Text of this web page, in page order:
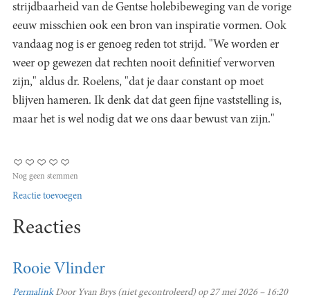
strijdbaarheid van de Gentse holebibeweging van de vorige
eeuw misschien ook een bron van inspiratie vormen. Ook
vandaag nog is er genoeg reden tot strijd. "We worden er
weer op gewezen dat rechten nooit definitief verworven
zijn," aldus dr. Roelens, "dat je daar constant op moet
blijven hameren. Ik denk dat dat geen fijne vaststelling is,
maar het is wel nodig dat we ons daar bewust van zijn."
Nog geen stemmen
Reactie toevoegen
Reacties
Rooie Vlinder
PermalinkDoor Yvan Brys (niet gecontroleerd) op 27 mei 2026 – 16:20